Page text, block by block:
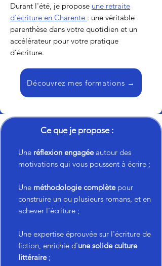
Durant l'été, je propose une retraite
d'écriture en Charente : une véritable
parenthèse dans votre quotidien et un
accélérateur pour votre pratique
d’écriture.
Découvrez mes formations →
Ce que je propose :
Une réflexion engagéeautour des
motivations qui vous poussent à écrire ;
Une méthodologie complètepour
construire un ou plusieurs romans, et en
achever l’écriture ;
Une expertise éprouvée sur l'écriture de
fiction, enrichie d'une solide culture
littéraire;